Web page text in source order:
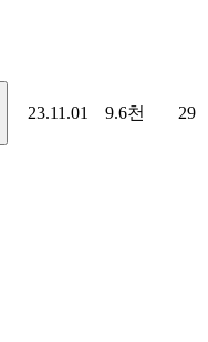
23.11.01 9.6천 29